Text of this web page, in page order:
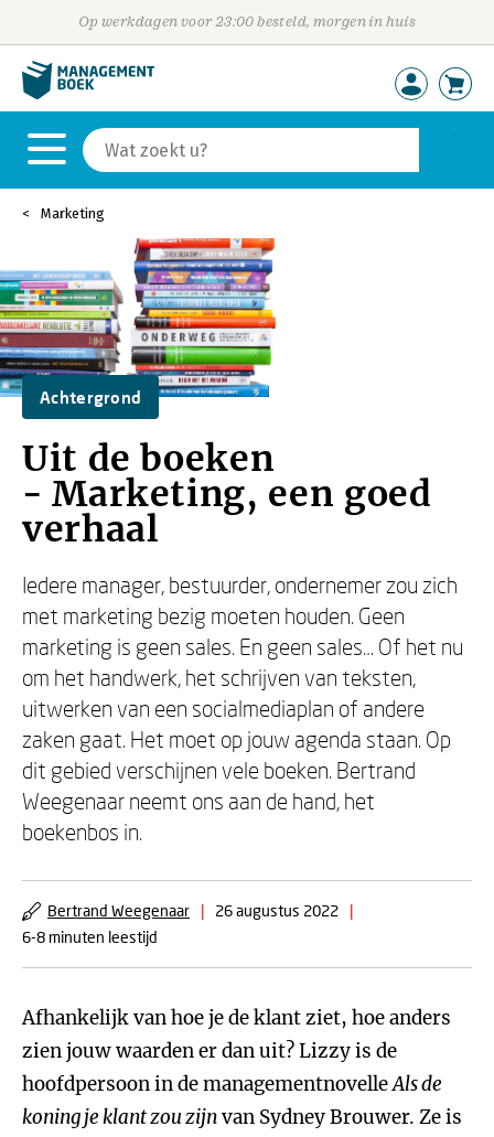
Op werkdagen voor 23:00 besteld, morgen in huis
Marketing
Achtergrond
Uit de boeken
- Marketing, een goed
verhaal
Iedere manager, bestuurder, ondernemer zou zich
met marketing bezig moeten houden. Geen
marketing is geen sales. En geen sales… Of het nu
om het handwerk, het schrijven van teksten,
uitwerken van een socialmediaplan of andere
zaken gaat. Het moet op jouw agenda staan. Op
dit gebied verschijnen vele boeken. Bertrand
Weegenaar neemt ons aan de hand, het
boekenbos in.
Bertrand Weegenaar | 26 augustus 2022
|
6-8 minuten leestijd
Afhankelijk van hoe je de klant ziet, hoe anders
zien jouw waarden er dan uit? Lizzy is de
hoofdpersoon in de managementnovelleAls de
koning je klant zou zijnvan Sydney Brouwer. Ze is